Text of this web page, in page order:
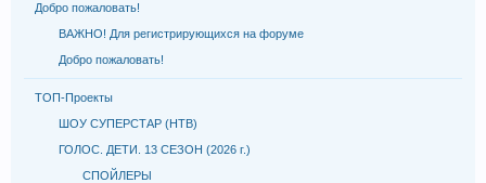
Добро пожаловать!
ВАЖНО! Для регистрирующихся на форуме
Добро пожаловать!
ТОП-Проекты
ШОУ СУПЕРСТАР (НТВ)
ГОЛОС. ДЕТИ. 13 СЕЗОН (2026 г.)
СПОЙЛЕРЫ